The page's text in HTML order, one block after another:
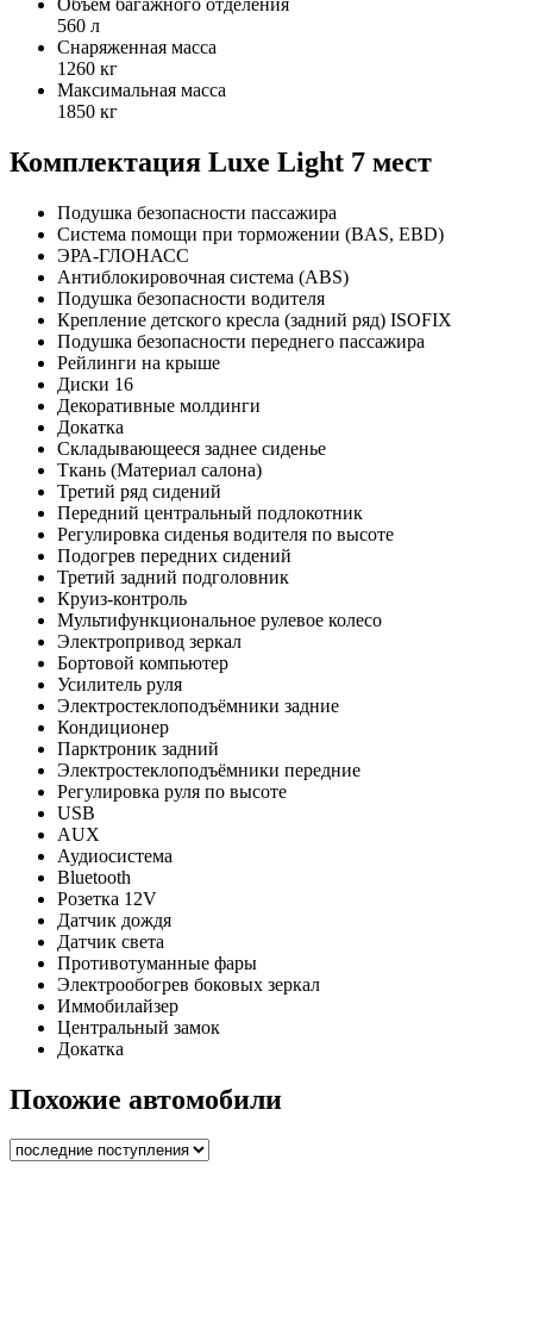
560 л
Снаряженная масса
1260 кг
Максимальная масса
1850 кг
Комплектация Luxe Light 7 мест
Подушка безопасности пассажира
Система помощи при торможении (BAS, EBD)
ЭРА-ГЛОНАСС
Антиблокировочная система (ABS)
Подушка безопасности водителя
Крепление детского кресла (задний ряд) ISOFIX
Подушка безопасности переднего пассажира
Рейлинги на крыше
Диски 16
Декоративные молдинги
Докатка
Складывающееся заднее сиденье
Ткань (Материал салона)
Третий ряд сидений
Передний центральный подлокотник
Регулировка сиденья водителя по высоте
Подогрев передних сидений
Третий задний подголовник
Круиз-контроль
Мультифункциональное рулевое колесо
Электропривод зеркал
Бортовой компьютер
Усилитель руля
Электростеклоподъёмники задние
Кондиционер
Парктроник задний
Электростеклоподъёмники передние
Регулировка руля по высоте
USB
AUX
Аудиосистема
Bluetooth
Розетка 12V
Датчик дождя
Датчик света
Противотуманные фары
Электрообогрев боковых зеркал
Иммобилайзер
Центральный замок
Докатка
Похожие автомобили